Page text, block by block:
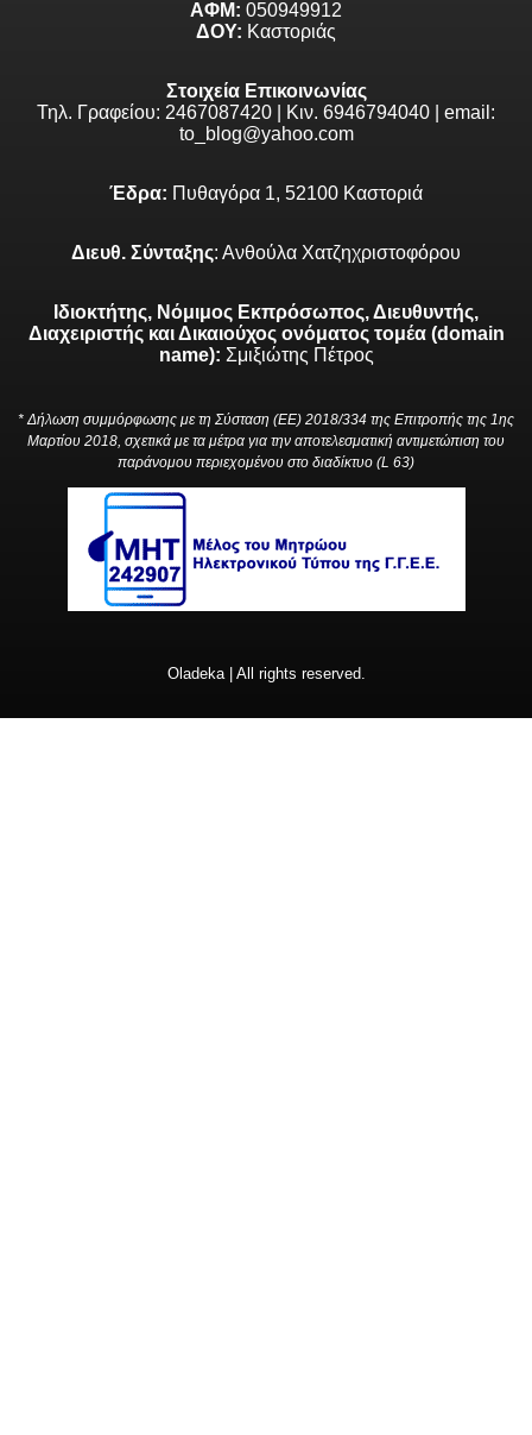
ΑΦΜ: 050949912
ΔΟΥ: Καστοριάς
Στοιχεία Επικοινωνίας
Τηλ. Γραφείου: 2467087420 | Κιν. 6946794040 | email:
to_blog@yahoo.com
Έδρα: Πυθαγόρα 1, 52100 Καστοριά
Διευθ. Σύνταξης: Ανθούλα Χατζηχριστοφόρου
Ιδιοκτήτης, Νόμιμος Εκπρόσωπος, Διευθυντής,
Διαχειριστής και Δικαιούχος ονόματος τομέα (domain
name): Σμιξιώτης Πέτρος
* Δήλωση συμμόρφωσης με τη Σύσταση (ΕΕ) 2018/334 της Επιτροπής της 1ης
Μαρτίου 2018, σχετικά με τα μέτρα για την αποτελεσματική αντιμετώπιση του
παράνομου περιεχομένου στο διαδίκτυο (L 63)
Oladeka | All rights reserved.